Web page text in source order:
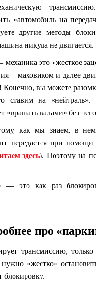
«автомобиль на
другие методы
никуда не двигается.
это «жесткое
– маховиком и далее
вы можете
ставим на «нейтраль».
«вращать валами» без
как мы знаем, в
передается при помощи
здесь). Поэтому на
— это как раз
про
трансмиссию, только
нужно «жестко»
блокировку.